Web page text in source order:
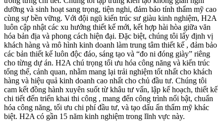
dưỡng và sinh hoạt sang trọng, tiện nghi, đảm bảo tính thẩm mỹ cao
cùng sự bền vững. Với đội ngũ kiến trúc sư giàu kinh nghiệm, H2A
luôn cập nhật các xu hướng thiết kế mới, kết hợp hài hòa giữa văn
hóa bản địa và phong cách hiện đại. Đặc biệt, chúng tôi lấy định vị
khách hàng và mô hình kinh doanh làm trung tâm thiết kế , đảm bảo
các bản thiết kế luôn độc đáo, sáng tạo và “đo ni đóng giày” riêng
cho từng dự án. H2A chú trọng tối ưu hóa công năng và kiến trúc
tổng thể, cảnh quan, nhằm mang lại trải nghiệm tốt nhất cho khách
hàng và hiệu quả kinh doanh cao nhất cho chủ đầu tư. Chúng tôi
cam kết đồng hành xuyên suốt từ khâu tư vấn, lập kế hoạch, thiết kế
chi tiết đến triển khai thi công , mang đến công trình nổi bật, chuẩn
hóa công năng, tối ưu chi phí đầu tư, và tạo dấu ấn thẩm mỹ khác
biệt. H2A có gần 15 năm kinh nghiệm trong lĩnh vực này.